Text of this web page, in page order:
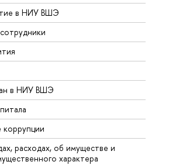
в НИУ ВШЭ
в НИУ ВШЭ
расходах, об имуществе и
характера